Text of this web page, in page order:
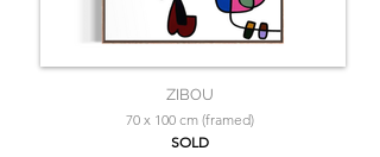
ZIBOU
70 x 100 cm (framed)
SOLD